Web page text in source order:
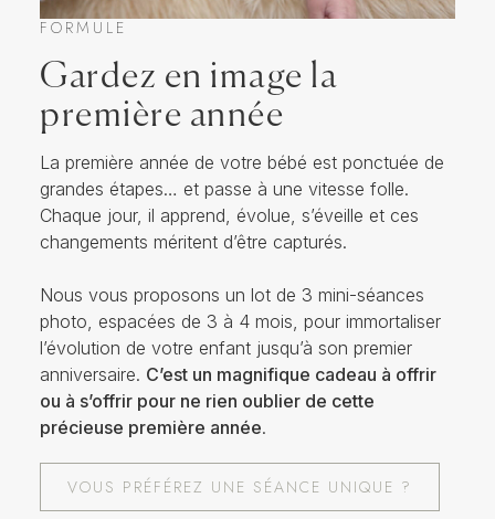
FORMULE
Gardez en image la
première année
La première année de votre bébé est ponctuée de
grandes étapes… et passe à une vitesse folle.
Chaque jour, il apprend, évolue, s’éveille et ces
changements méritent d’être capturés.
Nous vous proposons un lot de 3 mini-séances
photo, espacées de 3 à 4 mois, pour immortaliser
l’évolution de votre enfant jusqu’à son premier
anniversaire. C’est un magnifique cadeau à offrir
ou à s’offrir pour ne rien oublier de cette
précieuse première année.
VOUS PRÉFÉREZ UNE SÉANCE UNIQUE ?